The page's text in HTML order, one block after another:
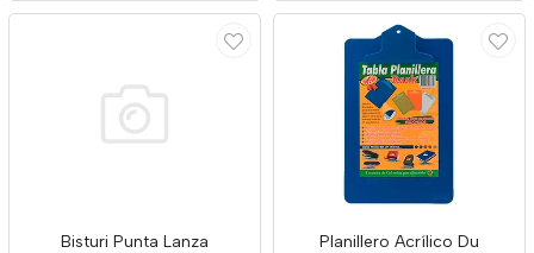
Bisturi Punta Lanza Planillero Acrílico Du